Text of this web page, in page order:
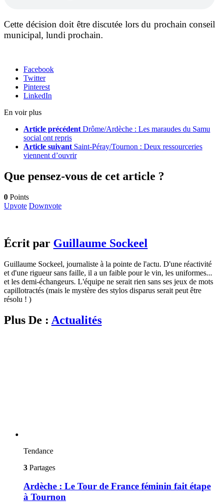
Cette décision doit être discutée lors du prochain conseil
municipal, lundi prochain.
Facebook
Twitter
Pinterest
LinkedIn
En voir plus
Article précédent Drôme/Ardèche : Les maraudes du Samu
social ont repris
Article suivant Saint-Péray/Tournon : Deux ressourceries
viennent d’ouvrir
Que pensez-vous de cet article ?
0 Points
Upvote Downvote
Écrit par Guillaume Sockeel
Guillaume Sockeel, journaliste à la pointe de l'actu. D'une réactivité
et d'une rigueur sans faille, il a un faible pour le vin, les uniformes...
et les demi-échangeurs. L'équipe ne serait rien sans ses jeux de mots
capillotractés (mais le mystère des stylos disparus serait peut être
résolu ! )
Plus De : Actualités
Tendance
3 Partages
Ardèche : Le Tour de France féminin fait étape
à Tournon